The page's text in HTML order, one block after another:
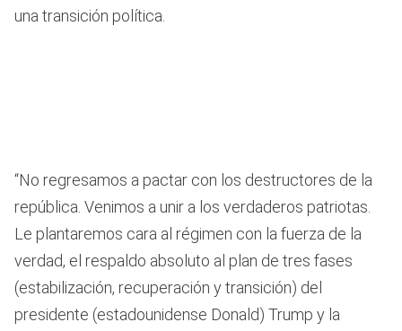
una transición política.
“​No regresamos a pactar con los destructores de la
república. Venimos a unir a los verdaderos patriotas.
Le plantaremos cara al régimen con la fuerza de la
verdad, el respaldo absoluto al plan de tres fases
(estabilización, recuperación y transición) del
presidente (estadounidense Donald) Trump y la